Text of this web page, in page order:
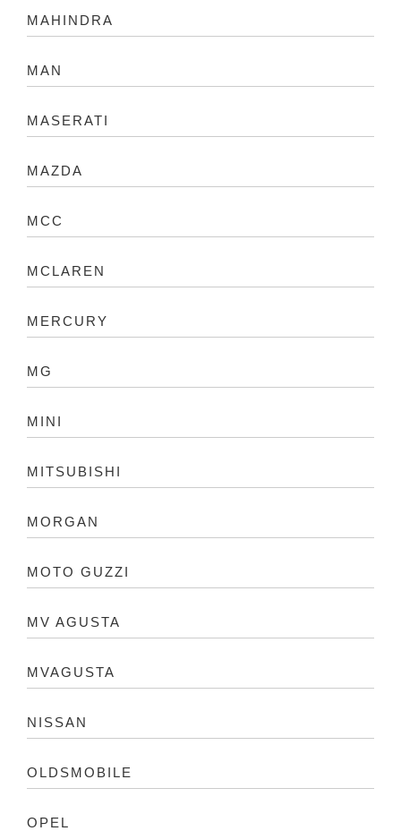
MAHINDRA
MAN
MASERATI
MAZDA
MCC
MCLAREN
MERCURY
MG
MINI
MITSUBISHI
MORGAN
MOTO GUZZI
MV AGUSTA
MVAGUSTA
NISSAN
OLDSMOBILE
OPEL